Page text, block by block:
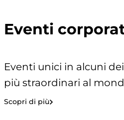
Eventi
Eventi unici in alcuni
più straordinari al
Scopri di più